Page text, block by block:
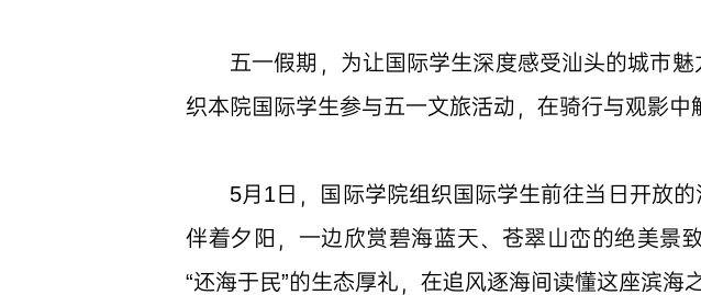
五一假期，为让国际学生深度感受汕头的城市
织本院国际学生参与五一文旅活动，在骑行与观影中
5月1日，国际学院组织国际学生前往当日开放
伴着夕阳，一边欣赏碧海蓝天、苍翠山峦的绝美景
“还海于民”的生态厚礼，在追风逐海间读懂这座滨海